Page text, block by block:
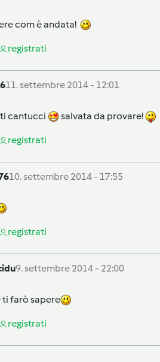
com è andata!
registrati
11. settembre 2014 - 12:01
cantucci salvata da provare!
registrati
10. settembre 2014 - 17:55
registrati
9. settembre 2014 - 22:00
ti farò sapere
registrati